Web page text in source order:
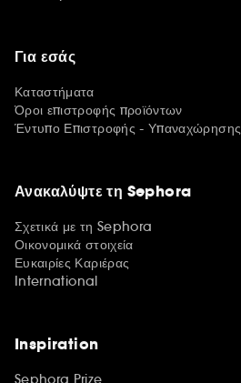
Για εσάς
Καταστήματα
Όροι επιστροφής προϊόντων
Έντυπο Επιστροφής - Υπαναχώρησης
Ανακαλύψτε τη Sephora
Σχετικά με τη Sephora
Οικονομικά στοιχεία
Ευκαιρίες Καριέρας
International
Inspiration
Sephora Prize